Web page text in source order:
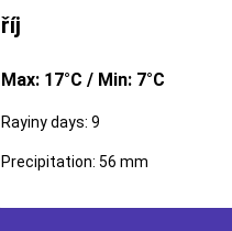
říj
Max: 17°C / Min: 7°C
Rayiny days: 9
Precipitation: 56 mm